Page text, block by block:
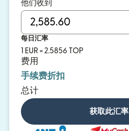
他们收到
每日汇率
1 EUR = 2.5856 TOP
费用
手续费折扣
总计
获取此汇率